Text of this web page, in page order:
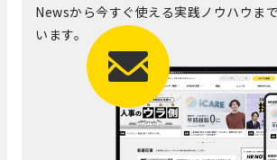
Newsから今すぐ使える実践ノウハウま
います。